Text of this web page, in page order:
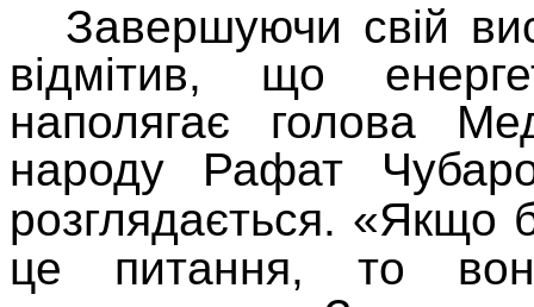
Завершуючи свій
відмітив, що
наполягає голова
народу Рафат
розглядається. «Якщо
це питання, то